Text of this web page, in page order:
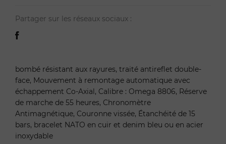
Partager sur les réseaux sociaux :
bombé résistant aux rayures, traité antireflet double-
face, Mouvement à remontage automatique avec
échappement Co-Axial, Calibre : Omega 8806, Réserve
de marche de 55 heures, Chronomètre
Antimagnétique, Couronne vissée, Étanchéité de 15
bars, bracelet NATO en cuir et denim bleu ou en acier
inoxydable